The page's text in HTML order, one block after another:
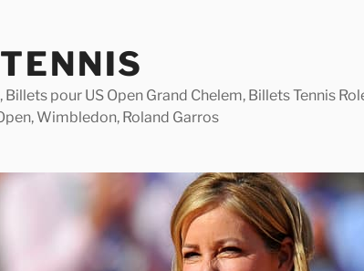
pour US Open Grand Chelem, Billets Tennis
Wimbledon, Roland Garros